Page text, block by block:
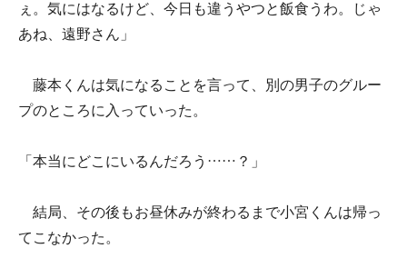
ぇ。気にはなるけど、今日も違うやつと飯食うわ。じゃ
あね、遠野さん」
藤本くんは気になることを言って、別の男子のグルー
プのところに入っていった。
「本当にどこにいるんだろう……？」
結局、その後もお昼休みが終わるまで小宮くんは帰っ
てこなかった。